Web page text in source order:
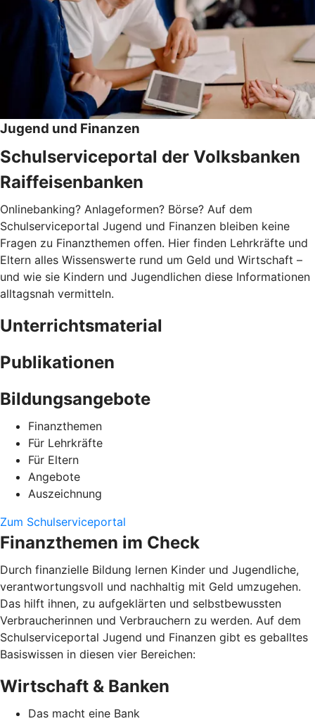
Jugend und Finanzen
Schulserviceportal der Volksbanken
Raiffeisenbanken
Onlinebanking? Anlageformen? Börse? Auf dem
Schulserviceportal Jugend und Finanzen bleiben keine
Fragen zu Finanzthemen offen. Hier finden Lehrkräfte und
Eltern alles Wissenswerte rund um Geld und Wirtschaft –
und wie sie Kindern und Jugendlichen diese Informationen
alltagsnah vermitteln.
Unterrichtsmaterial
Publikationen
Bildungsangebote
Finanzthemen
Für Lehrkräfte
Für Eltern
Angebote
Auszeichnung
Zum Schulserviceportal
Finanzthemen im Check
Durch finanzielle Bildung lernen Kinder und Jugendliche,
verantwortungsvoll und nachhaltig mit Geld umzugehen.
Das hilft ihnen, zu aufgeklärten und selbstbewussten
Verbraucherinnen und Verbrauchern zu werden. Auf dem
Schulserviceportal Jugend und Finanzen gibt es geballtes
Basiswissen in diesen vier Bereichen:
Wirtschaft & Banken
Das macht eine Bank